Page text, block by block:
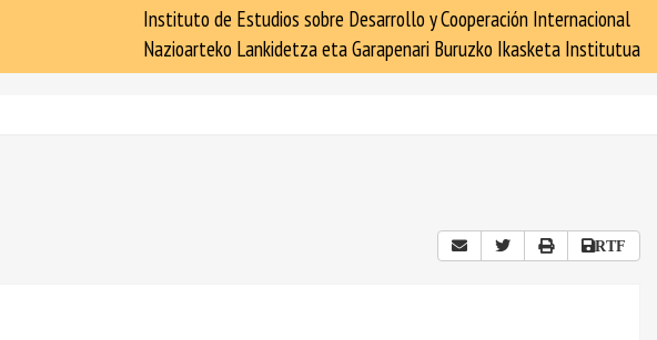
Instituto de Estudios sobre Desarrollo y Cooperación Internacional
Nazioarteko Lankidetza eta Garapenari Buruzko Ikasketa Institutua
RTF